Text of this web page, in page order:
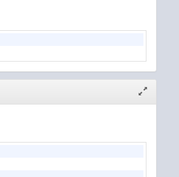
janela